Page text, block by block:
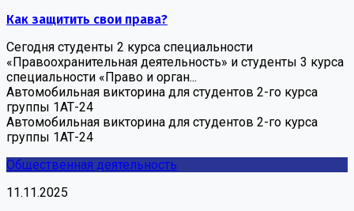
Как защитить свои права?
Сегодня студенты 2 курса специальности
«Правоохранительная деятельность» и студенты 3 курса
специальности «Право и орган...
Автомобильная викторина для студентов 2-го курса
группы 1АТ-24
Автомобильная викторина для студентов 2-го курса
группы 1АТ-24
Общественная деятельность
11.11.2025